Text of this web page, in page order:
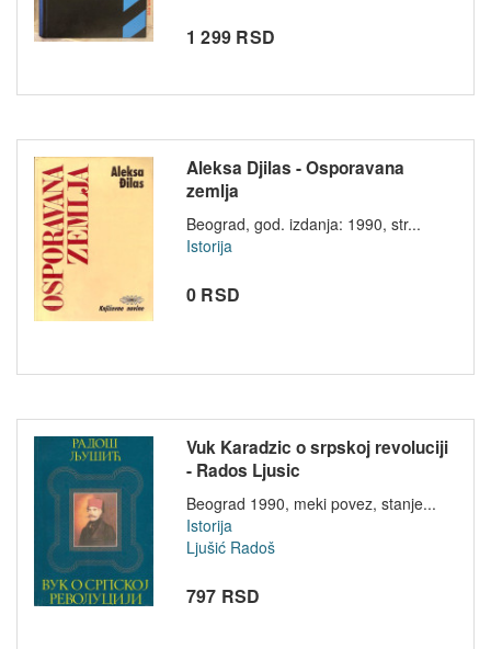
1 299 RSD
Aleksa Djilas - Osporavana
zemlja
Beograd, god. izdanja: 1990, str...
Istorija
0 RSD
Vuk Karadzic o srpskoj revoluciji
- Rados Ljusic
Beograd 1990, meki povez, stanje...
Istorija
Ljušić Radoš
797 RSD